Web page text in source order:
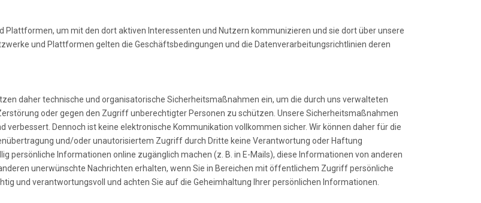
um mit den dort aktiven Interessenten und Nutzern kommunizieren und sie dort über unsere
und Plattformen gelten die Geschäftsbedingungen und die Datenverarbeitungsrichtlinien deren
daher technische und organisatorische Sicherheitsmaßnahmen ein, um die durch uns verwalteten
oder gegen den Zugriff unberechtigter Personen zu schützen. Unsere Sicherheitsmaßnahmen
Dennoch ist keine elektronische Kommunikation vollkommen sicher. Wir können daher für die
und/oder unautorisiertem Zugriff durch Dritte keine Verantwortung oder Haftung
persönliche Informationen online zugänglich machen (z. B. in E-Mails), diese Informationen von anderen
unerwünschte Nachrichten erhalten, wenn Sie in Bereichen mit öffentlichem Zugriff persönliche
und verantwortungsvoll und achten Sie auf die Geheimhaltung Ihrer persönlichen Informationen.